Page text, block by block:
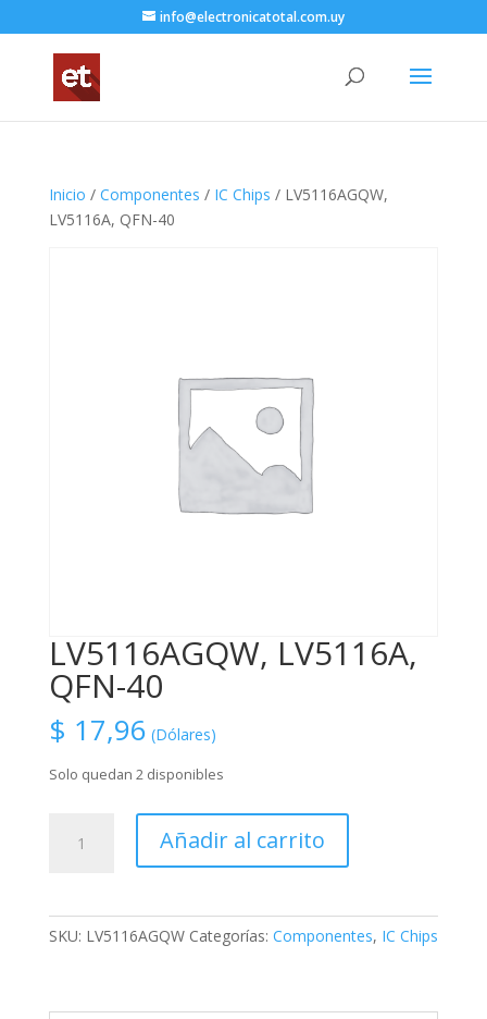
info@electronicatotal.com.uy
Inicio / Componentes / IC Chips / LV5116AGQW,
LV5116A, QFN-40
LV5116AGQW, LV5116A,
QFN-40
$ 17,96 (Dólares)
Solo quedan 2 disponibles
LV5116A,
Añadir al carrito
SKU: LV5116AGQW Categorías: Componentes, IC Chips